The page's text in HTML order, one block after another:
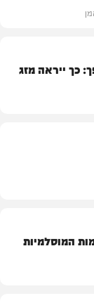
כך ייראה מזג
המוסלמיות